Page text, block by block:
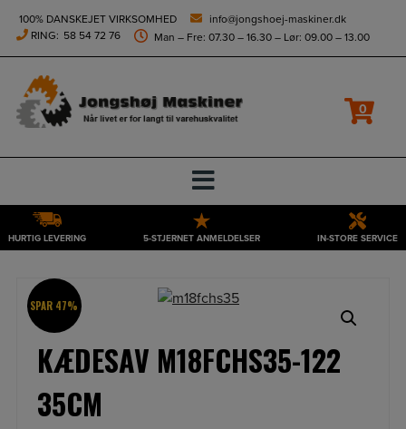
height="0" width="0" style="display:none;visibility:hidden">
Hop
indholdet
100% DANSKEJET VIRKSOMHED
info@jongshoej-maskiner.dk
RING: 58 54 72 76 Man – Fre: 07.30 – 16.30 – Lør: 09.00 – 13.00
0
HURTIG LEVERING 5-STJERNET ANMELDELSER IN-STORE SERVICE
SPAR 47%
KÆDESAV M18FCHS35-122
35CM